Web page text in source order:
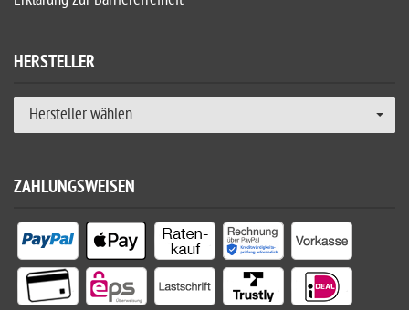
HERSTELLER
Hersteller wählen
ZAHLUNGSWEISEN